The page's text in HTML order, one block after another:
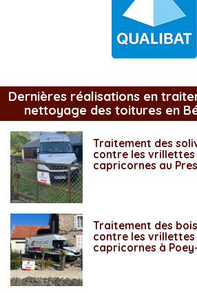
Dernières réalisations en
nettoyage des toitures en
Traitement des
contre les vrillettes
capricornes au
Traitement des
contre les vrillettes
capricornes à